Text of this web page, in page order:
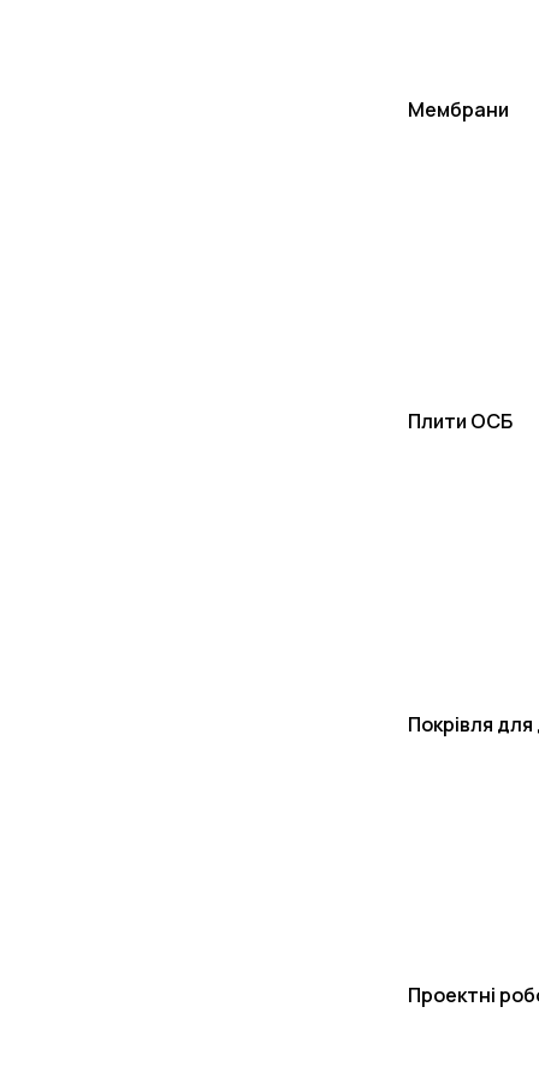
Мембрани
Плити ОСБ
Покрівля
Проектні